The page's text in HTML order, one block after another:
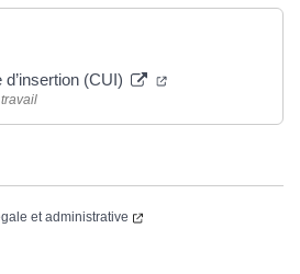
(CUI)
et administrative